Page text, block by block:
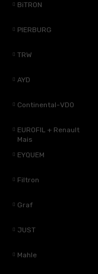
BiTRON
PIERBURG
TRW
AYD
Continental-VDO
EUROFIL + Renault
Mais
EYQUEM
Filtron
Graf
JUST
Mahle